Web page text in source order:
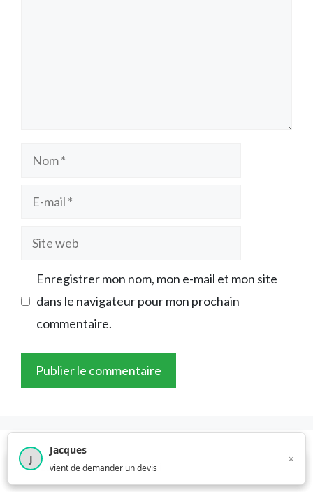
Nom
Site
Enregistrer mon nom, mon e-mail et mon site
dans le navigateur pour mon prochain
commentaire.
A Propos du Réseau Les Meilleurs Artisans
4 209utilisateurs ce mois-ci
J
Jacques
vient de demander un devis
×